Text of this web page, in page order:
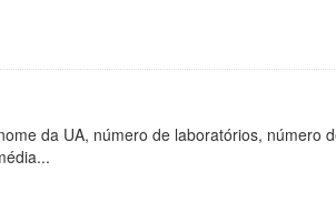
da UA, número de laboratórios, número